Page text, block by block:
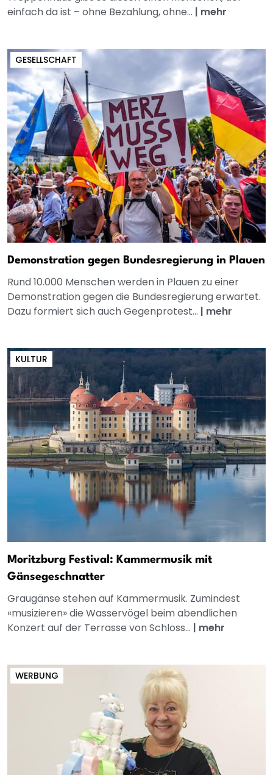
einfach da ist – ohne Bezahlung, ohne... | mehr
GESELLSCHAFT
Demonstration gegen Bundesregierung in Plauen
Rund 10.000 Menschen werden in Plauen zu einer
Demonstration gegen die Bundesregierung erwartet.
Dazu formiert sich auch Gegenprotest... | mehr
KULTUR
Moritzburg Festival: Kammermusik mit
Gänsegeschnatter
Graugänse stehen auf Kammermusik. Zumindest
«musizieren» die Wasservögel beim abendlichen
Konzert auf der Terrasse von Schloss... | mehr
WERBUNG